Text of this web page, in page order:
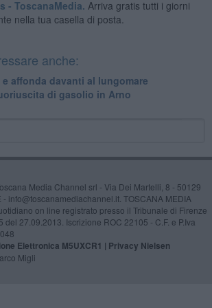
- ToscanaMedia. Arriva gratis tutti i giorni
nella tua casella di posta.
anche:
affonda davanti al lungomare
di gasolio in Arno
Media Channel srl - Via Dei Martelli, 8 - 50129
- info@toscanamediachannel.it. TOSCANA MEDIA
on line registrato presso il Tribunale di Firenze
del 27.09.2013. Iscrizione ROC 22105 - C.F. e P.Iva
Elettronica M5UXCR1 | Privacy Nielsen
Migli